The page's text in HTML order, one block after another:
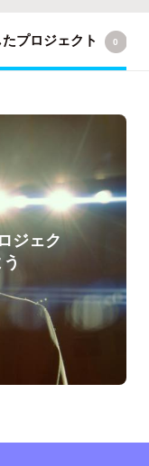
プロジェクト 0
ジェク